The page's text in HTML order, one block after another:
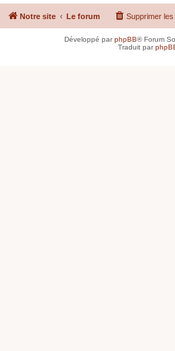
Notre site Le forum Supprimer
Développé parphpBB® Forum
Traduit par